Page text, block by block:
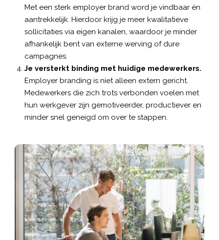
Met een sterk employer brand word je vindbaar én
aantrekkelijk. Hierdoor krijg je meer kwalitatieve
sollicitaties via eigen kanalen, waardoor je minder
afhankelijk bent van externe werving of dure
campagnes.
Je versterkt binding met huidige medewerkers.
Employer branding is niet alleen extern gericht.
Medewerkers die zich trots verbonden voelen met
hun werkgever zijn gemotiveerder, productiever en
minder snel geneigd om over te stappen.